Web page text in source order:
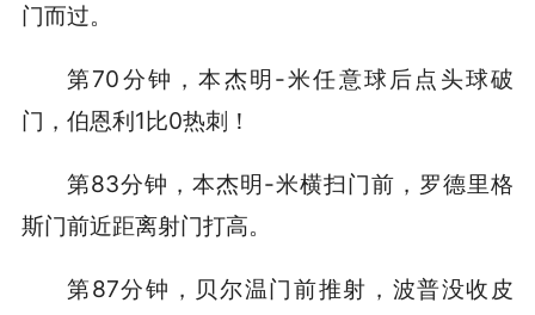
门而过。
第70分钟，本杰明-米任意球后点头球破
门，伯恩利1比0热刺！
第83分钟，本杰明-米横扫门前，罗德里格
斯门前近距离射门打高。
第87分钟，贝尔温门前推射，波普没收皮